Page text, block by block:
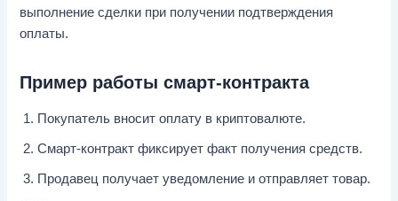
выполнение сделки при получении подтверждения
оплаты.
Пример работы смарт-контракта
Покупатель вносит оплату в криптовалюте.
Смарт-контракт фиксирует факт получения средств.
Продавец получает уведомление и отправляет товар.